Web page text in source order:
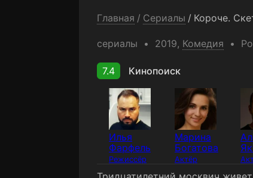
Главная / Сериалы / Короче.
сериалы 2019, Комедия
7.4 Кинопоиск
Илья
Фарфель
Режиссёр
Марина
Богатова
Актёр